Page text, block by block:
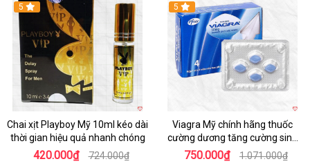
5
Chai xịt Playboy Mỹ 10ml kéo dài
thời gian hiệu quả nhanh chóng
420.000₫ 724.000₫
5
Viagra Mỹ chính hãng thuốc
cường dương tăng cường sinh
lực kéo dài
750.000₫ 1.071.000₫